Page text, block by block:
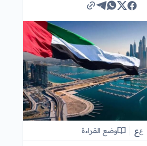
عع وضع القراءة